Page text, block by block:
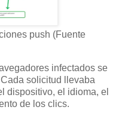
push (Fuente
infectados se
solicitud llevaba
dispositivo, el idioma, el
de los clics.